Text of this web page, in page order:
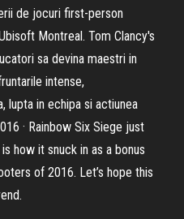
de jocuri first-person
Montreal. Tom Clancy's
sa devina maestri in
intense,
lupta in echipa si actiunea
· Rainbow Six Siege just
how it snuck in as a bonus
of 2016. Let’s hope this